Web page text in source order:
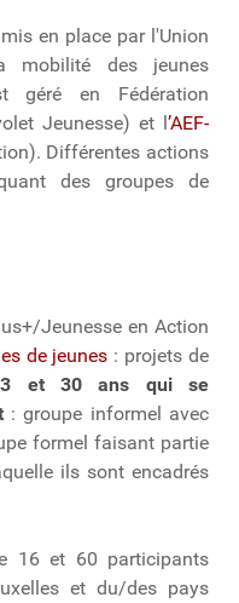
en place par l'Union
mobilité des jeunes
géré en Fédération
Jeunesse) et l’AEF-
Différentes actions
des groupes de
Jeunesse en Action
de jeunes : projets de
et 30 ans qui se
: groupe informel avec
formel faisant partie
ils sont encadrés
16 et 60 participants
et du/des pays